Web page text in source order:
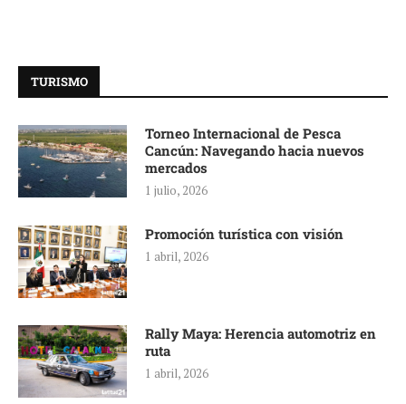
TURISMO
Torneo Internacional de Pesca
Cancún: Navegando hacia nuevos
mercados
1 julio, 2026
Promoción turística con visión
1 abril, 2026
Rally Maya: Herencia automotriz en
ruta
1 abril, 2026